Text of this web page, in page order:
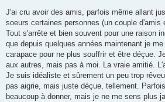
J'ai cru avoir des amis, parfois même allant
soeurs certaines personnes (un couple d'amis
Tout s'arrête et bien souvent pour une raison
que depuis quelques années maintenant je
carapace pour ne plus souffrir et être déçue.
aux autres, mais pas à moi. La vraie amitié.
Je suis idéaliste et sûrement un peu trop
pas aigrie, mais juste déçue, tellement.
beaucoup à donner, mais je ne me sens plus